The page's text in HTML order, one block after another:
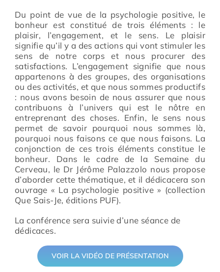
Du point de vue de la psychologie positive, le
bonheur est constitué de trois éléments : le
plaisir, l’engagement, et le sens. Le plaisir
signifie qu’il y a des actions qui vont stimuler les
sens de notre corps et nous procurer des
satisfactions. L’engagement signifie que nous
appartenons à des groupes, des organisations
ou des activités, et que nous sommes productifs
: nous avons besoin de nous assurer que nous
contribuons à l’univers qui est le nôtre en
entreprenant des choses. Enfin, le sens nous
permet de savoir pourquoi nous sommes là,
pourquoi nous faisons ce que nous faisons. La
conjonction de ces trois éléments constitue le
bonheur. Dans le cadre de la Semaine du
Cerveau, le Dr Jérôme Palazzolo nous propose
d’aborder cette thématique, et il dédicacera son
ouvrage « La psychologie positive » (collection
Que Sais-Je, éditions PUF).
La conférence sera suivie d’une séance de
dédicaces.
VOIR LA VIDÉO DE PRÉSENTATION